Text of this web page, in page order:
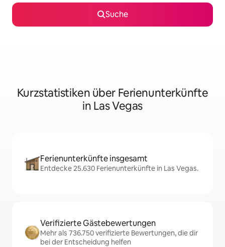
Suche
Kurzstatistiken über Ferienunterkünfte
in Las Vegas
Ferienunterkünfte insgesamt
Entdecke 25.630 Ferienunterkünfte in Las Vegas.
Verifizierte Gästebewertungen
Mehr als 736.750 verifizierte Bewertungen, die dir
bei der Entscheidung helfen